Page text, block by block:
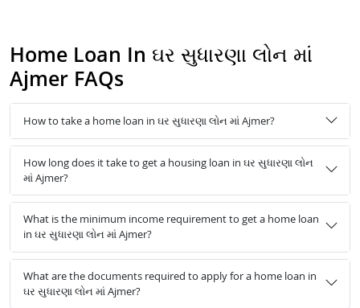
Home Loan In ઘર સુધારણા લોન માં
Ajmer FAQs
How to take a home loan in ઘર સુધારણા લોન માં Ajmer?
How long does it take to get a housing loan in ઘર સુધારણા લોન
માં Ajmer?
What is the minimum income requirement to get a home loan
in ઘર સુધારણા લોન માં Ajmer?
What are the documents required to apply for a home loan in
ઘર સુધારણા લોન માં Ajmer?